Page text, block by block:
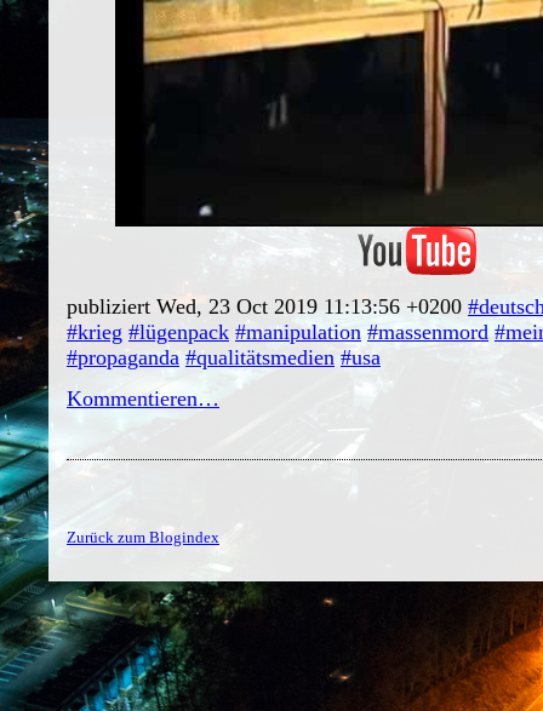
publiziert Wed, 23 Oct 2019 11:13:56 +0200
#krieg #lügenpack #manipulation #massenmord
#propaganda #qualitätsmedien #usa
Kommentieren…
Zurück zum Blogindex